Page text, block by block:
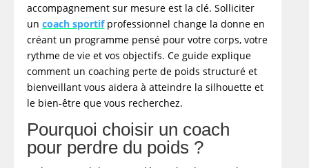
accompagnement sur mesure est la clé. Solliciter
uncoach sportifprofessionnel change la donne en
créant un programme pensé pour votre corps, votre
rythme de vie et vos objectifs. Ce guide explique
comment un coaching perte de poids structuré et
bienveillant vous aidera à atteindre la silhouette et
le bien-être que vous recherchez.
Pourquoi choisir un coach
pour perdre du poids ?